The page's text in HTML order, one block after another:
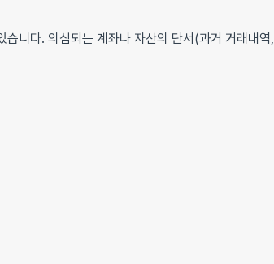
니다. 의심되는 계좌나 자산의 단서(과거 거래내역,